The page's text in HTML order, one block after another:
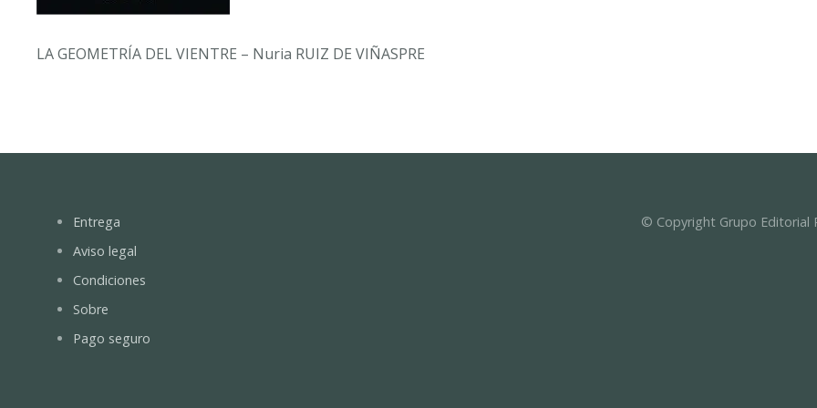
LA GEOMETRÍA DEL VIENTRE – Nuria RUIZ DE VIÑASPRE
Entrega
Aviso legal
Condiciones
Sobre
Pago seguro
© Copyright Grupo Editorial